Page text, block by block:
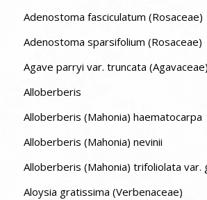
Adenostoma fasciculatum (Rosaceae)
Adenostoma sparsifolium (Rosaceae)
Agave parryi var. truncata (Agavaceae)
Alloberberis
Alloberberis (Mahonia) haematocarpa
Alloberberis (Mahonia) nevinii
Alloberberis (Mahonia) trifoliolata var.
Aloysia gratissima (Verbenaceae)